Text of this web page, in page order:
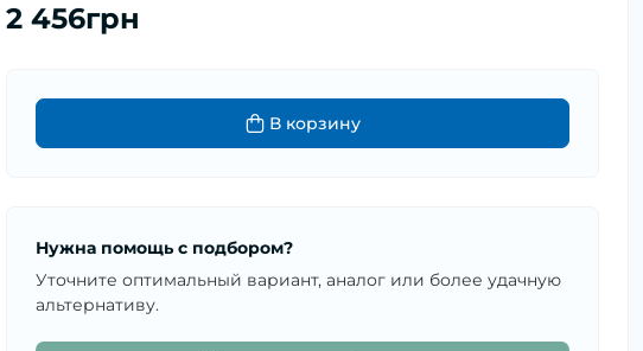
2 456грн
В корзину
Нужна помощь с подбором?
Уточните оптимальный вариант, аналог или более удачную
альтернативу.